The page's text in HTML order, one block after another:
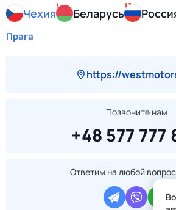
Чехия
1
Беларусь
13
Прага
https://
Позвоните нам
+48 577 777
Ответим на любой